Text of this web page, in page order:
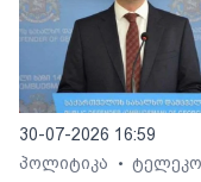
30-07-2026 16:59
პოლიტიკა
•